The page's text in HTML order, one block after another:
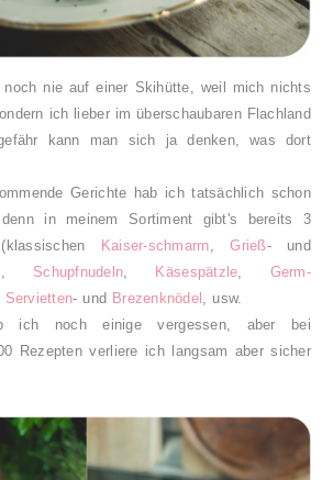
nie auf einer Skihütte, weil mich nichts
ich lieber im überschaubaren Flachland
kann man sich ja denken, was dort
Gerichte hab ich tatsächlich schon
in meinem Sortiment gibt's bereits 3
Kaiser-schmarrn ,Grieß- und
Schupfnudeln Käsespätzle
Germ-
Servietten- und Brezenknödel
, usw.
ich noch einige vergessen, aber bei
Rezepten verliere ich langsam aber sicher